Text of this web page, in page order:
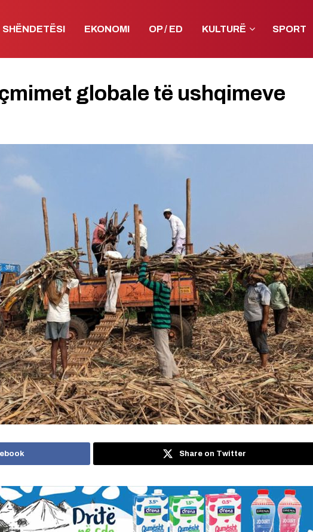
SHËNDETËSI EKONOMI OP / ED KULTURË SPORT
globale të ushqimeve
Share on Twitter